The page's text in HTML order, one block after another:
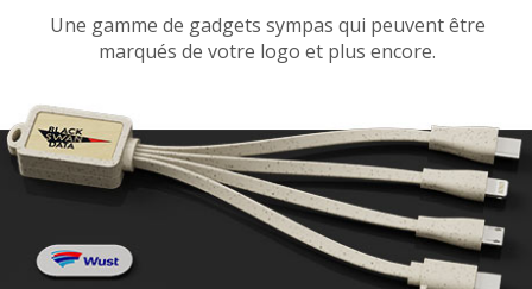
Une gamme de gadgets sympas qui peuvent être
marqués de votre logo et plus encore.